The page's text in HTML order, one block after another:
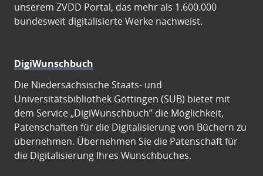
unserem ZVDD Portal, das mehr als 1.600.000
bundesweit digitalisierte Werke nachweist.
DigiWunschbuch
Die Niedersächsische Staats- und
Universitätsbibliothek Göttingen (SUB) bietet mit
dem Service „DigiWunschbuch” die Möglichkeit,
Patenschaften für die Digitalisierung von Büchern zu
übernehmen. Übernehmen Sie die Patenschaft für
die Digitalisierung Ihres Wunschbuches.